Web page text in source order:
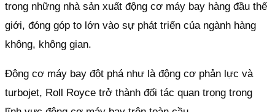
trong những nhà sản xuất động cơ máy bay hàng đầu thế
giới, đóng góp to lớn vào sự phát triển của ngành hàng
không, không gian.
Động cơ máy bay đột phá như là động cơ phản lực và
turbojet, Roll Royce trở thành đối tác quan trọng trong